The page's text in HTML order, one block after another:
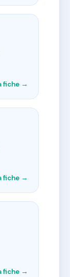
fiche →
fiche →
fiche →